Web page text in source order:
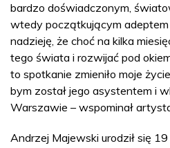
bardzo doświadczonym,
wtedy początkującym adeptem
nadzieję, że choć na kilka
tego świata i rozwijać pod
to spotkanie zmieniło moje
bym został jego asystentem i
Warszawie – wspominał
Andrzej Majewski urodził się